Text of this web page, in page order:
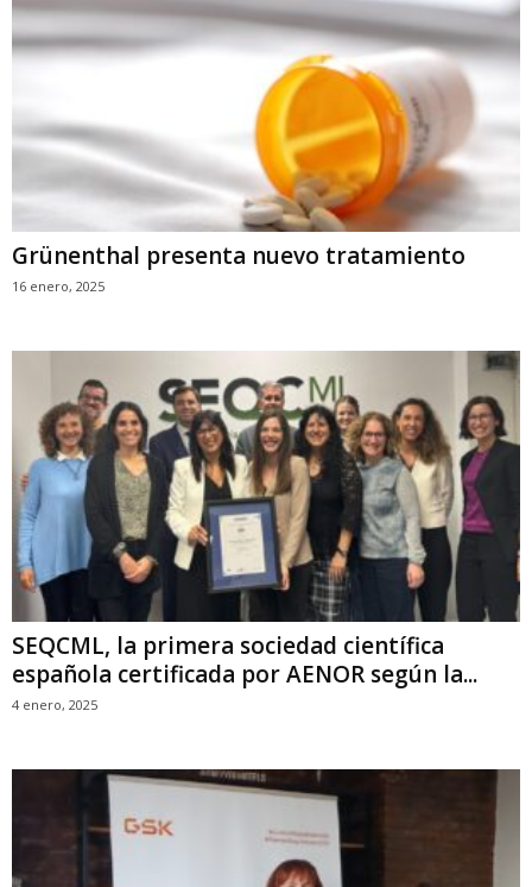
Grünenthal presenta nuevo tratamiento
16 enero, 2025
SEQCML, la primera sociedad científica
española certificada por AENOR según la...
4 enero, 2025